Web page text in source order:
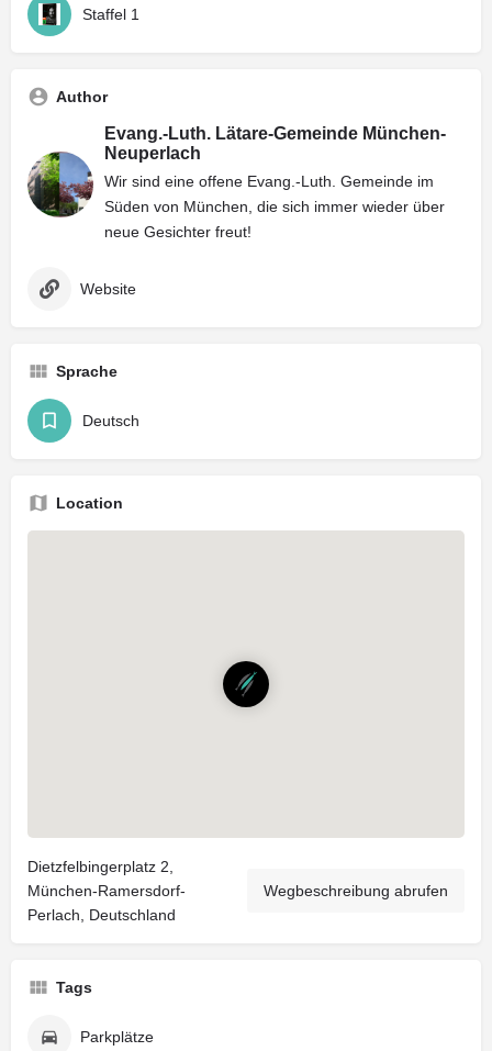
Staffel 1
Author
Evang.-Luth. Lätare-Gemeinde München-
Neuperlach
Wir sind eine offene Evang.-Luth. Gemeinde im
Süden von München, die sich immer wieder über
neue Gesichter freut!
Website
Sprache
Deutsch
Location
Dietzfelbingerplatz 2,
München-Ramersdorf-
Perlach, Deutschland
Wegbeschreibung abrufen
Tags
Parkplätze